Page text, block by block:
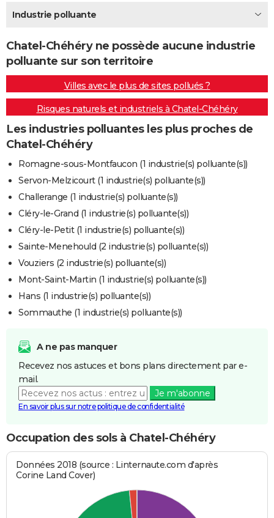
Destinations
City break
Voyage nature
Voyage de noces
Forum
Climat
+PHOTO
GUIDES D'ACHAT
BONS PLANS
CARTE DE VOEUX
Carte de Noël
Carte Bonne année
Carte Saint-Valentin
Carte Pâques
Carte d'anniversaire
DICTIONNAIRE
Dictionnaire
Biographies
Citations
Expressions
Proverbes
PROGRAMME TV
COPAINS D'AVANT
S'inscrire
Se connecter
Lycées
Collèges
Primaires
Universités
Entreprises
Service militaire
Avis de recherche
FORUM
Bricolage
Lifestyle
Culture
Sport
Auto
Television
Voyage
Cinema
Industrie polluante
Chatel-Chéhéry ne possède aucune industrie
polluante sur son territoire
Villes avec le plus de sites pollués ?
Risques naturels et industriels à Chatel-Chéhéry
Les industries polluantes les plus proches de
Chatel-Chéhéry
Romagne-sous-Montfaucon (1 industrie(s) polluante(s))
Servon-Melzicourt (1 industrie(s) polluante(s))
Challerange (1 industrie(s) polluante(s))
Cléry-le-Grand (1 industrie(s) polluante(s))
Cléry-le-Petit (1 industrie(s) polluante(s))
Sainte-Menehould (2 industrie(s) polluante(s))
Vouziers (2 industrie(s) polluante(s))
Mont-Saint-Martin (1 industrie(s) polluante(s))
Hans (1 industrie(s) polluante(s))
Sommauthe (1 industrie(s) polluante(s))
A ne pas manquer
Recevez nos astuces et bons plans directement par e-
mail.
Je m'abonne
En savoir plus sur notre politique de confidentialité
Occupation des sols à Chatel-Chéhéry
Données 2018 (source : Linternaute.com d'après
Corine Land Cover)